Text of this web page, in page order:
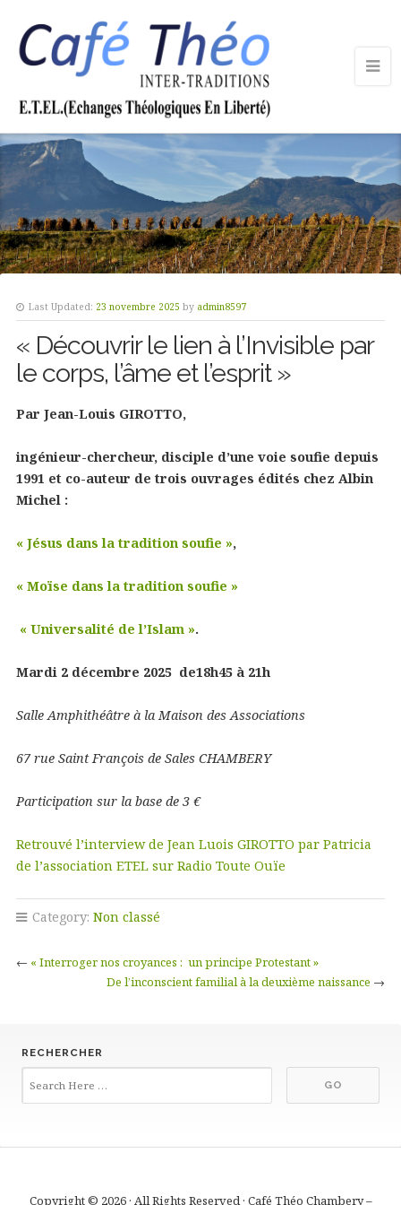
Last Updated: 23 novembre 2025 by admin8597
« Découvrir le lien à l’Invisible par
le corps, l’âme et l’esprit »
Par Jean-Louis GIROTTO,
ingénieur-chercheur, disciple d’une voie soufie depuis
1991 et co-auteur de trois ouvrages édités chez Albin
Michel :
« Jésus dans la tradition soufie »,
« Moïse dans la tradition soufie »
« Universalité de l’Islam ».
Mardi 2 décembre 2025 de18h45 à 21h
Salle Amphithéâtre à la Maison des Associations
67 rue Saint François de Sales CHAMBERY
Participation sur la base de 3 €
Retrouvé l’interview de Jean Luois GIROTTO par Patricia
de l’association ETEL sur Radio Toute Ouïe
Category: Non classé
← « Interroger nos croyances : un principe Protestant »
De l’inconscient familial à la deuxième naissance →
RECHERCHER
Copyright © 2026 · All Rights Reserved · Café Théo Chambery –